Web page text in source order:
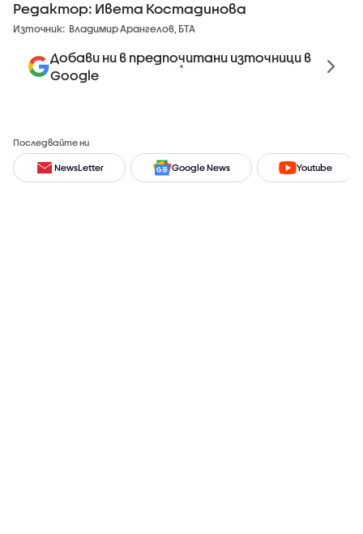
Редактор: Ивета Костадинова
Източник: Владимир Арангелов, БТА
Добави ни в предпочитани източници в
Google
Последвайте ни
NewsLetter Google News Youtube